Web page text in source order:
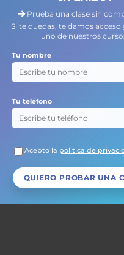
Prueba una clase sin
Si te quedas, te damos
uno de nuestros
Tu nombre
Tu teléfono
Acepto la política de
método)